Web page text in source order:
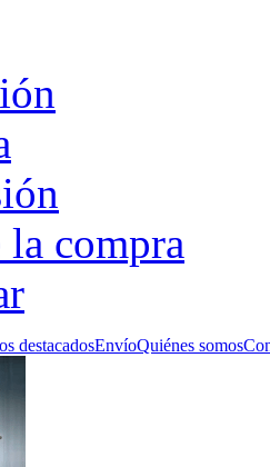
compra
destacadosEnvíoQuiénes somos